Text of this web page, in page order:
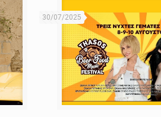
30/07/2025